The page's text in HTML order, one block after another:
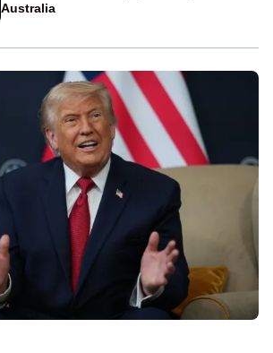
Australia